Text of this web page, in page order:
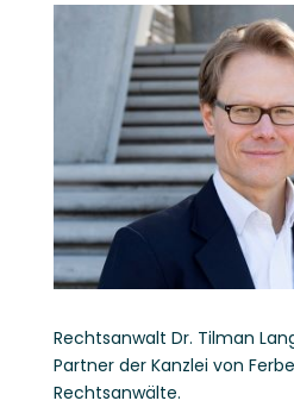
Rechtsanwalt Dr. Tilman
Partner der Kanzlei von
Rechtsanwälte.